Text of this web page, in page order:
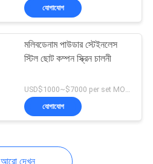
যোগাযোগ
মলিবডেনাম পাউডার স্টেইনলেস
স্টিল ছোট কম্পন স্ক্রিন চালনী
USD$1000~$7000 per set MOQ:1 সেট
যোগাযোগ
আরো দেখুন